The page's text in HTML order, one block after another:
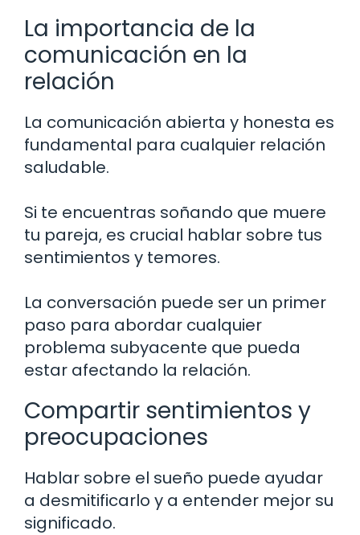
La importancia de la
comunicación en la
relación
La comunicación abierta y honesta es
fundamental para cualquier relación
saludable.
Si te encuentras soñando que muere
tu pareja, es crucial hablar sobre tus
sentimientos y temores.
La conversación puede ser un primer
paso para abordar cualquier
problema subyacente que pueda
estar afectando la relación.
Compartir sentimientos y
preocupaciones
Hablar sobre el sueño puede ayudar
a desmitificarlo y a entender mejor su
significado.